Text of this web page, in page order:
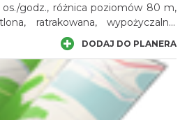
godz., różnica poziomów 80 m,
ratrakowana, wypożyczalnia
gastronomiczny, noclegi.
DODAJ DO PLANERA